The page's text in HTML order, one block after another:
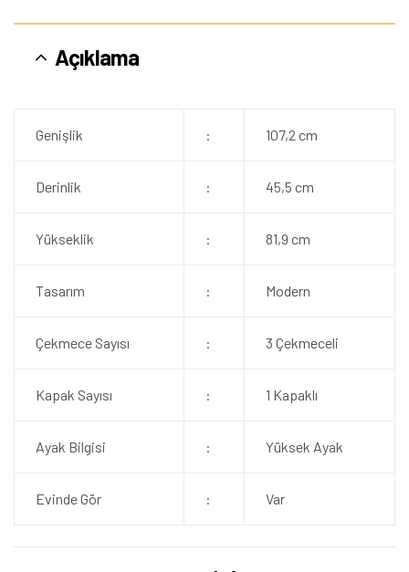
Açıklama
Genişlik : 107,2 cm
Derinlik : 45,5 cm
Yükseklik : 81,9 cm
Tasarım : Modern
Çekmece Sayısı : 3 Çekmeceli
Kapak Sayısı : 1 Kapaklı
Ayak Bilgisi : Yüksek Ayak
Evinde Gör : Var